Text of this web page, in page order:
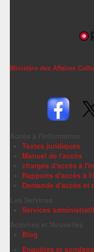
Ministère des Affaires
Textes juridiques
Manuel de l'accès
chargés d'accès à
Rapports d'accès à
Demande d'accès et
Services
Blog
Enquêtes et